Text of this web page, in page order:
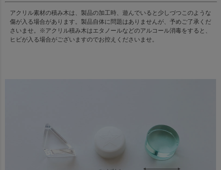
アクリル素材の積み木は、製品の加工時、遊んでいると少しづつこのような
傷が入る場合があります。製品自体に問題はありませんが、予めご了承くだ
さいませ。※アクリル積み木はエタノールなどのアルコール消毒をすると、
ヒビが入る場合がございますのでお控えくださいませ。